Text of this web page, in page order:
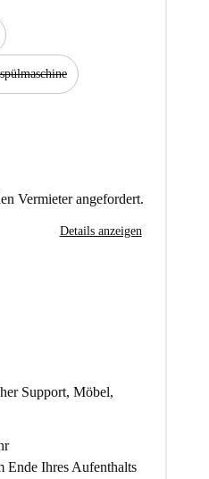
Vermieter angefordert.
Details anzeigen
Support, Möbel,
Ende Ihres Aufenthalts